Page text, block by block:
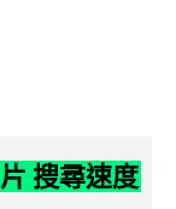
搜尋速度